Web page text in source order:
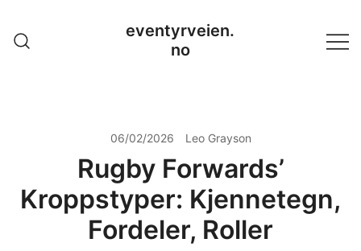
content
eventyrveien.
no
06/02/2026 Leo Grayson
Rugby Forwards’
Kroppstyper: Kjennetegn,
Fordeler, Roller